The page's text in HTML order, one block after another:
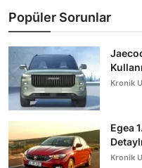
Popüler Sorunlar
Kronik
Egea
Kronik